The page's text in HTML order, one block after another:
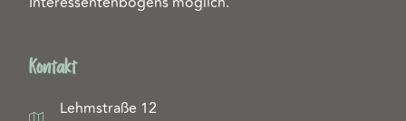
Kontakt
Lehmstraße 12